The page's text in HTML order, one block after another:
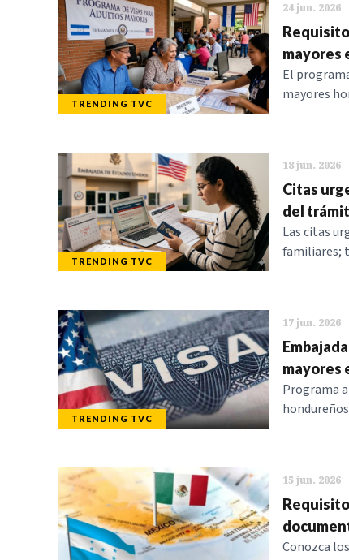
TRENDING TVC
24 jun. 2026
mayores
El
mayores
TRENDING TVC
18 jun. 2026
Citas
del
Las citas
familiares;
TRENDING TVC
17 jun. 2026
mayores
Programa
15 jun. 2026
Conozca